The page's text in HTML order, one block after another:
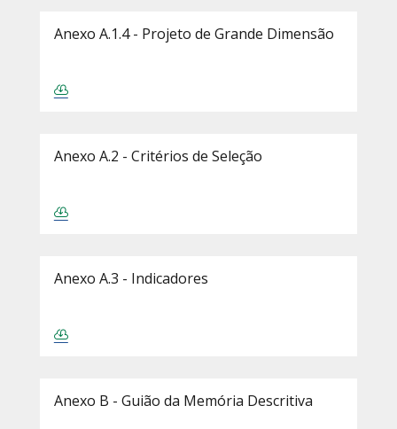
Anexo A.1.4 - Projeto de Grande Dimensão
Anexo A.2 - Critérios de Seleção
Anexo A.3 - Indicadores
Anexo B - Guião da Memória Descritiva